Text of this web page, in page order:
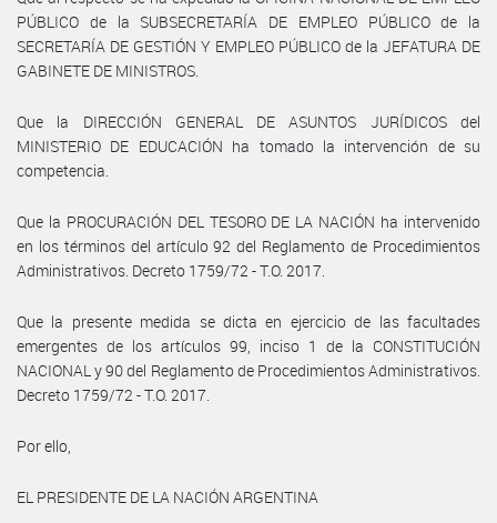
PÚBLICO de la SUBSECRETARÍA DE EMPLEO PÚBLICO de la
SECRETARÍA DE GESTIÓN Y EMPLEO PÚBLICO de la JEFATURA DE
GABINETE DE MINISTROS.
Que la DIRECCIÓN GENERAL DE ASUNTOS JURÍDICOS del
MINISTERIO DE EDUCACIÓN ha tomado la intervención de su
competencia.
Que la PROCURACIÓN DEL TESORO DE LA NACIÓN ha intervenido
en los términos del artículo 92 del Reglamento de Procedimientos
Administrativos. Decreto 1759/72 - T.O. 2017.
Que la presente medida se dicta en ejercicio de las facultades
emergentes de los artículos 99, inciso 1 de la CONSTITUCIÓN
NACIONAL y 90 del Reglamento de Procedimientos Administrativos.
Decreto 1759/72 - T.O. 2017.
Por ello,
EL PRESIDENTE DE LA NACIÓN ARGENTINA